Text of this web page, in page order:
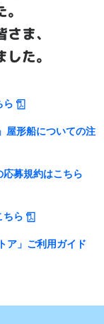
ま、
た。
ら
屋形船についての注
募規約はこちら
ちら
ア」ご利用ガイド